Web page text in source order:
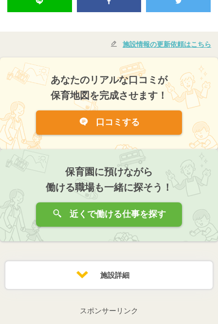
施設情報の更新依頼はこちら
あなたのリアルな口コミが
保育地図を完成させます！
口コミする
保育園に預けながら
働ける職場も一緒に探そう！
近くで働ける仕事を探す
施設詳細
スポンサーリンク